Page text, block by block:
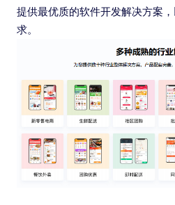
提供最优质的软件开发解决方案
求。